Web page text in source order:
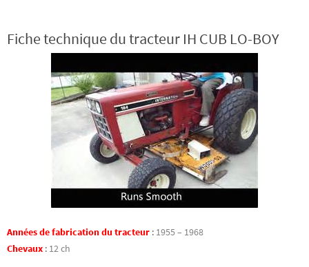
Fiche technique du tracteur IH CUB LO-BOY
Années de fabrication du tracteur : 1955 – 1968
Chevaux : 12 ch